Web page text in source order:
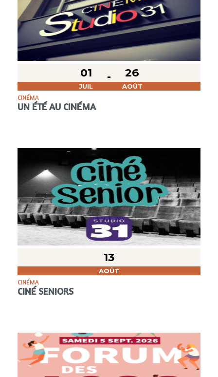
01
JUIL
26
AOÛT
CINÉMA
UN ÉTÉ AU CINÉMA
13
AOÛT
CINÉMA
CINÉ SENIORS